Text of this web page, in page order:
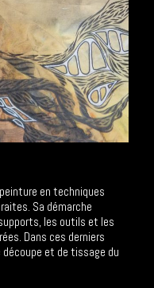
en techniques
Sa démarche
les outils et les
Dans ces derniers
découpe et de tissage du